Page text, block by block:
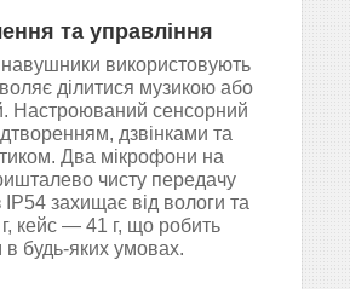
та управління
навушники використовують
ділитися музикою або
Настроюваний сенсорний
дзвінками та
Два мікрофони на
чисту передачу
IP54 захищає від вологи та
кейс — 41 г, що робить
в будь-яких умовах.